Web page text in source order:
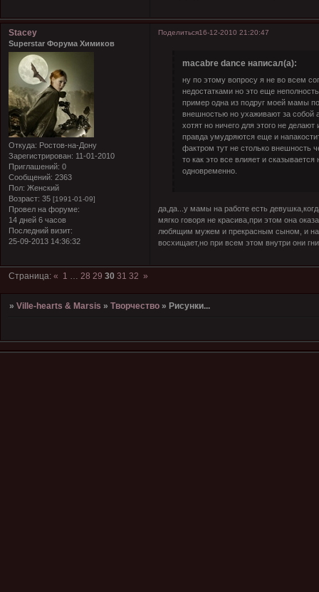
Поделиться16-12-2010 21:20:47
Stacey
Superstar Форума Химиков
Откуда: Ростов-на-Дону
Зарегистрирован: 11-01-2010
Приглашений: 0
Сообщений: 2363
Пол: Женский
Возраст: 35 [1991-01-09]
Провел на форуме:
14 дней 6 часов
Последний визит:
25-09-2013 14:36:32
macabre dance написал(а):
ну по этому вопросу я не во всем
недостатками но это еще
пример одна из подруг моей мамы
внешностью но ухаживают за собой
хотят но ничего для этого не
правда умудряются еще и
фактром тут не столько внешность
то как это все влияет и
одновременно.
да,да...у мамы на работе есть
мягко говоря не красива,при этом она
любящим мужем и прекрасным сыном, и
восхищает,но при всем этом внутри они
Страница:« 1 … 28 29 30 31 32 »
»Ville-hearts & Marsis »Творчество » Рисунки...